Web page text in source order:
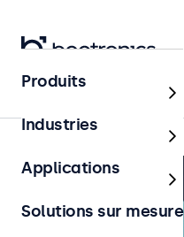
Accueil
Produits
Industries
Applications
Solutions sur mesure